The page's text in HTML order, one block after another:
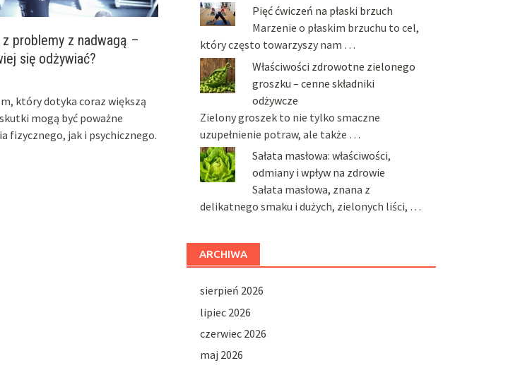
problemy z nadwagą –
się odżywiać?
który dotyka coraz większą
mogą być poważne
fizycznego, jak i psychicznego.
Pięć ćwiczeń na płaski brzuch
Marzenie o płaskim brzuchu to cel,
który często towarzyszy nam …
Właściwości zdrowotne zielonego
groszku – cenne składniki
odżywcze
Zielony groszek to nie tylko smaczne
uzupełnienie potraw, ale także …
Sałata masłowa: właściwości,
odmiany i wpływ na zdrowie
Sałata masłowa, znana z
delikatnego smaku i dużych, zielonych liści, …
ARCHIWA
sierpień 2026
lipiec 2026
czerwiec 2026
maj 2026